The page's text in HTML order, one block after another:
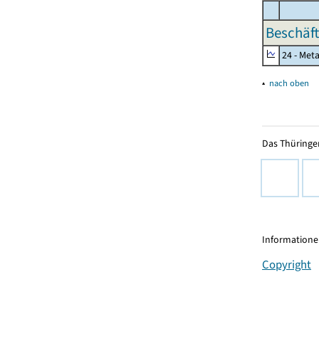
24 -
▴ nach oben
Das
Copyright